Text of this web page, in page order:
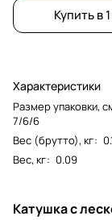
Купить в
Характеристики
Размер упаковки,
7/6/6
Вес (брутто), кг:
Вес, кг: 0.09
Катушка с